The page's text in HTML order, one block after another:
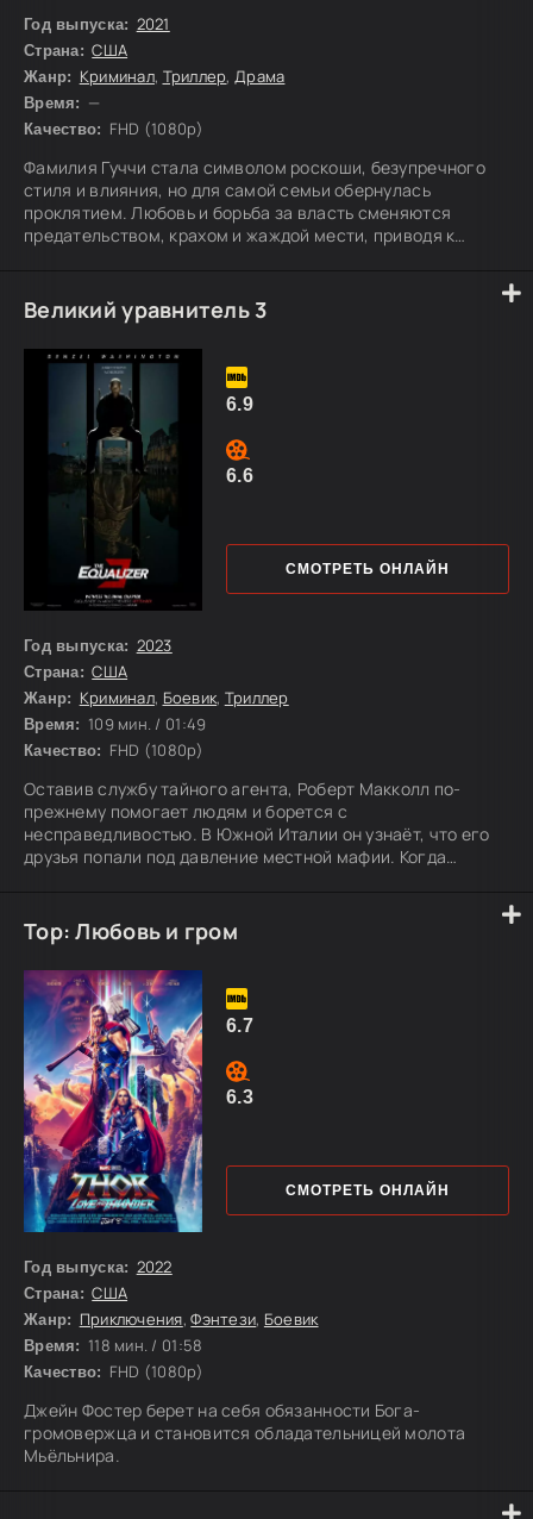
Год выпуска: 2021
Страна: США
Жанр: Криминал, Триллер,Драма
Время: —
Качество: FHD (1080p)
Фамилия Гуччи стала символом роскоши, безупречного
стиля и влияния, но для самой семьи обернулась
проклятием. Любовь и борьба за власть сменяются
предательством, крахом и жаждой мести, приводя к
Великий уравнитель 3
Год выпуска: 2023
Страна: США
Жанр: Криминал, Боевик, Триллер
Время: 109 мин. / 01:49
Качество: FHD (1080p)
Оставив службу тайного агента, Роберт Макколл по-
прежнему помогает людям и борется с
несправедливостью. В Южной Италии он узнаёт, что его
друзья попали под давление местной мафии. Когда
близких.
СМОТРЕТЬ ОНЛАЙН
6.9
6.6
Тор: Любовь и гром
Год выпуска: 2022
Страна: США
Жанр: Приключения,Фэнтези, Боевик
Время: 118 мин. / 01:58
Качество: FHD (1080p)
Джейн Фостер берет на себя обязанности Бога-
громовержца и становится обладательницей молота
Мьёльнира.
СМОТРЕТЬ ОНЛАЙН
6.7
6.3